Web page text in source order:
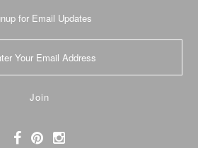
for Email Updates